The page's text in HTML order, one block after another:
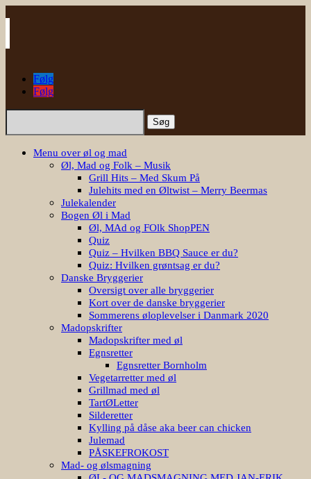
Følg
Følg
Søg
Menu over øl og mad
Øl, Mad og Folk – Musik
Grill Hits – Med Skum På
Julehits med en Øltwist – Merry Beermas
Julekalender
Bogen Øl i Mad
Øl, MAd og FOlk ShopPEN
Quiz
Quiz – Hvilken BBQ Sauce er du?
Quiz: Hvilken grøntsag er du?
Danske Bryggerier
Oversigt over alle bryggerier
Kort over de danske bryggerier
Sommerens øloplevelser i Danmark 2020
Madopskrifter
Madopskrifter med øl
Egnsretter
Egnsretter Bornholm
Vegetarretter med øl
Grillmad med øl
TartØLetter
Silderetter
Kylling på dåse aka beer can chicken
Julemad
PÅSKEFROKOST
Mad- og ølsmagning